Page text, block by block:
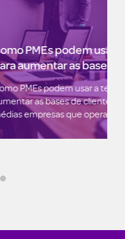
a tecnologia
de clientes
tecnologia para
Para pequenas e
com...